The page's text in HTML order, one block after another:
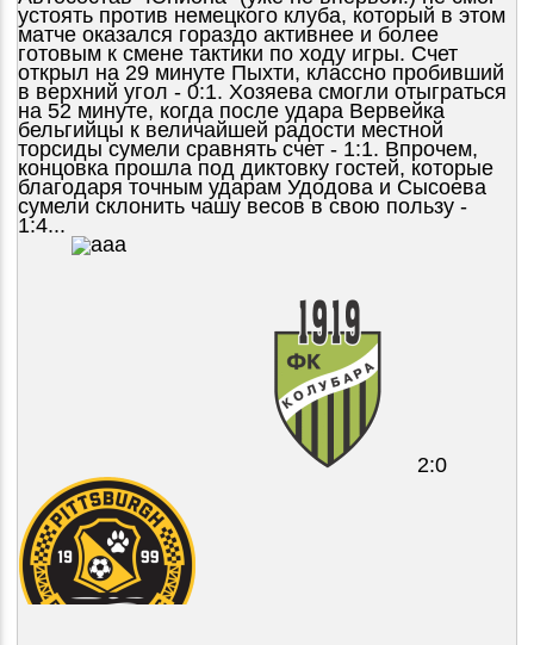
устоять против немецкого клуба, который в этом
матче оказался гораздо активнее и более
готовым к смене тактики по ходу игры. Счет
открыл на 29 минуте Пыхти, классно пробивший
в верхний угол - 0:1. Хозяева смогли отыграться
на 52 минуте, когда после удара Вервейка
бельгийцы к величайшей радости местной
торсиды сумели сравнять счет - 1:1. Впрочем,
концовка прошла под диктовку гостей, которые
благодаря точным ударам Удодова и Сысоева
сумели склонить чашу весов в свою пользу -
1:4...
2:0